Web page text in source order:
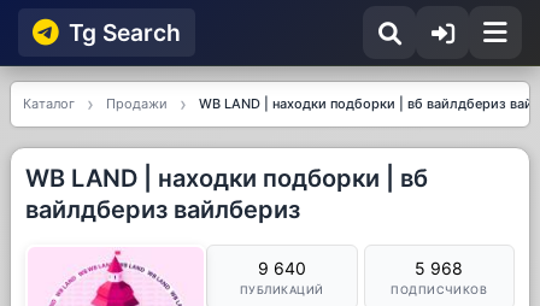
Tg Searсh
Каталог Продажи WB LAND | находки подборки | вб вайлдбериз
WB LAND | находки подборки | вб
вайлдбериз вайлбериз
9 640
ПУБЛИКАЦИЙ
5 968
ПОДПИСЧИКОВ